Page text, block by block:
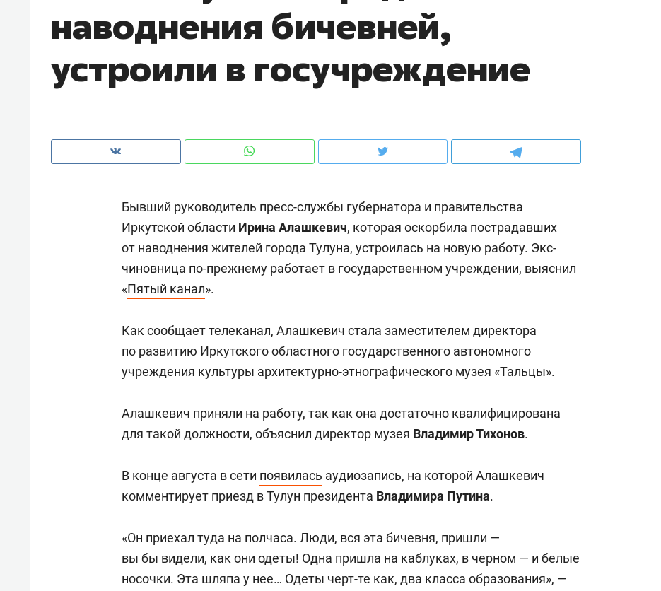
наводнения бичевней,
устроили в госучреждение
Бывший руководитель пресс-службы губернатора и правительства
Иркутской области Ирина Алашкевич, которая оскорбила пострадавших
от наводнения жителей города Тулуна, устроилась на новую работу. Экс-
чиновница по-прежнему работает в государственном учреждении, выяснил
«Пятый канал».
Как сообщает телеканал, Алашкевич стала заместителем директора
по развитию Иркутского областного государственного автономного
учреждения культуры архитектурно-этнографического музея «Тальцы».
Алашкевич приняли на работу, так как она достаточно квалифицирована
для такой должности, объяснил директор музея Владимир Тихонов.
В конце августа в сети появилась аудиозапись, на которой Алашкевич
комментирует приезд в Тулун президента Владимира Путина.
«Он приехал туда на полчаса. Люди, вся эта бичевня, пришли —
вы бы видели, как они одеты! Одна пришла на каблуках, в черном — и белые
носочки. Эта шляпа у нее… Одеты черт-те как, два класса образования», —
рынки, почему надо знать аксакалов и
чем интересен Оман?
Опыт выживания в дикой
природе, работа
состоянием как основа
антихрупких команд
Рекомендуем
Мексика, рок-концерт
«Гонка Героев»
Рекомендуем
«Прорывы случались каждые
Казани